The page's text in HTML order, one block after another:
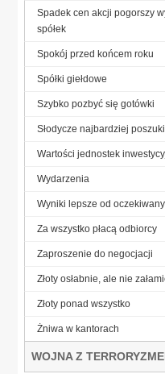
Spadek cen akcji pogorszy
spółek
Spokój przed końcem roku
Spółki giełdowe
Szybko pozbyć się gotówki
Słodycze najbardziej
Wartości jednostek
Wydarzenia
Wyniki lepsze od
Za wszystko płacą odbiorcy
Zaproszenie do negocjacji
Złoty osłabnie, ale nie
Złoty ponad wszystko
Żniwa w kantorach
WOJNA Z